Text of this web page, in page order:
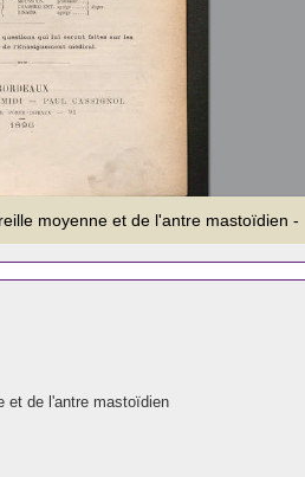
et de l'antre mastoïdien